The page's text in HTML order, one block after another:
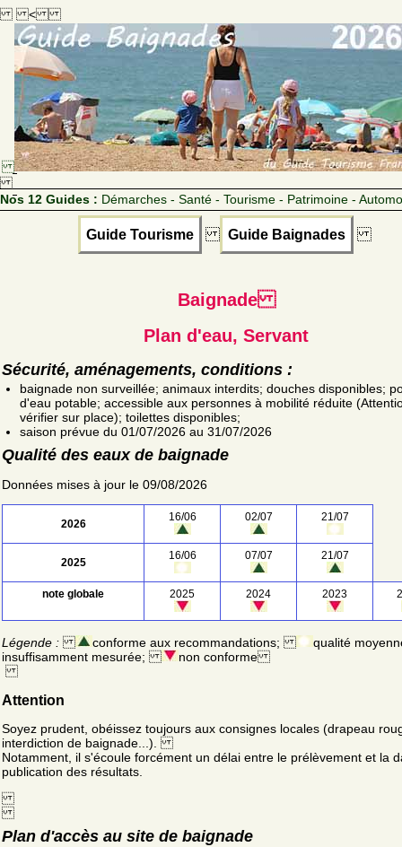
<
Nos 12 Guides : Démarches - Santé - Tourisme - Patrimoine -
Guide Tourisme Guide Baignades
Baignade
Plan d'eau, Servant
Sécurité, aménagements, conditions :
baignade non surveillée; animaux interdits; douches disponibles;
d'eau potable; accessible aux personnes à mobilité réduite
vérifier sur place); toilettes disponibles;
saison prévue du 01/07/2026 au 31/07/2026
Qualité des eaux de baignade
Données mises à jour le 09/08/2026
2026
16/06 02/07 21/07
2025
16/06 07/07 21/07
note globale 2025 2024 2023
Légende : conforme aux recommandations;
qualité
insuffisamment mesurée;
non conforme
Attention
Soyez prudent, obéissez toujours aux consignes locales (drapeau
interdiction de baignade...).
Notamment, il s'écoule forcément un délai entre le prélèvement et la
publication des résultats.
Plan d'accès au site de baignade